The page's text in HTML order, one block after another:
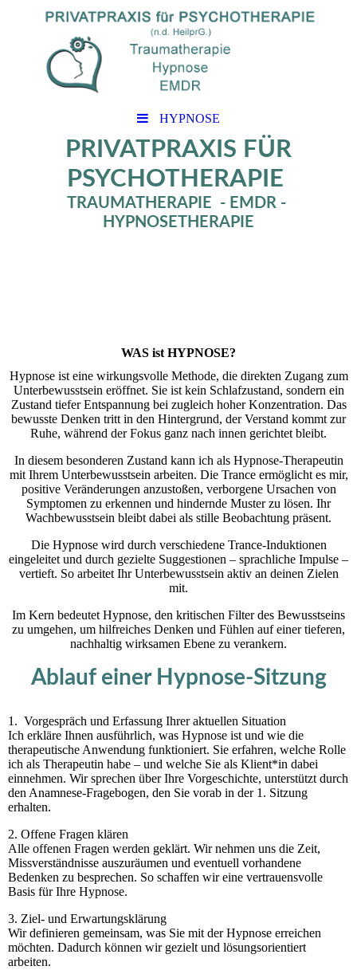
HYPNOSE
PRIVATPRAXIS FÜR
PSYCHOTHERAPIE
TRAUMATHERAPIE - EMDR -
HYPNOSETHERAPIE
WAS ist HYPNOSE?
Hypnose ist eine wirkungsvolle Methode, die direkten Zugang zum
Unterbewusstsein eröffnet. Sie ist kein Schlafzustand, sondern ein
Zustand tiefer Entspannung bei zugleich hoher Konzentration. Das
bewusste Denken tritt in den Hintergrund, der Verstand kommt zur
Ruhe, während der Fokus ganz nach innen gerichtet bleibt.
In diesem besonderen Zustand kann ich als Hypnose-Therapeutin
mit Ihrem Unterbewusstsein arbeiten. Die Trance ermöglicht es mir,
positive Veränderungen anzustoßen, verborgene Ursachen von
Symptomen zu erkennen und hindernde Muster zu lösen. Ihr
Wachbewusstsein bleibt dabei als stille Beobachtung präsent.
Die Hypnose wird durch verschiedene Trance-Induktionen
eingeleitet und durch gezielte Suggestionen – sprachliche Impulse –
vertieft. So arbeitet Ihr Unterbewusstsein aktiv an deinen Zielen
mit.
Im Kern bedeutet Hypnose, den kritischen Filter des Bewusstseins
zu umgehen, um hilfreiches Denken und Fühlen auf einer tieferen,
nachhaltig wirksamen Ebene zu verankern.
Ablauf einer Hypnose-Sitzung
1. Vorgespräch und Erfassung Ihrer aktuellen Situation
Ich erkläre Ihnen ausführlich, was Hypnose ist und wie die
therapeutische Anwendung funktioniert. Sie erfahren, welche Rolle
ich als Therapeutin habe – und welche Sie als Klient*in dabei
einnehmen. Wir sprechen über Ihre Vorgeschichte, unterstützt durch
den Anamnese-Fragebogen, den Sie vorab in der 1. Sitzung
erhalten.
2. Offene Fragen klären
Alle offenen Fragen werden geklärt. Wir nehmen uns die Zeit,
Missverständnisse auszuräumen und eventuell vorhandene
Bedenken zu besprechen. So schaffen wir eine vertrauensvolle
Basis für Ihre Hypnose.
3. Ziel- und Erwartungsklärung
Wir definieren gemeinsam, was Sie mit der Hypnose erreichen
möchten. Dadurch können wir gezielt und lösungsorientiert
arbeiten.